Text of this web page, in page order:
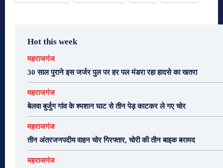
Hot this week
महराजगंज
30 साल पुराने इस जर्जर पुल पर हर पल मंडरा रहा हादसे का खतरा
महराजगंज
बेलवा बुर्जुग गांव के श्मशान घाट से तीन पेड़ काटकर ले गए चोर
महराजगंज
तीन अंतरजनपदीय वाहन चोर गिरफ्तार, चोरी की तीन बाइक बरामद
महराजगंज